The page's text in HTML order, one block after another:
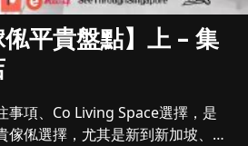
俬平貴盤點】上 – 集
事項、Co Living Space選擇，是
傢俬選擇，尤其是新到新加坡、或